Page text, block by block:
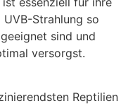
Reptilien